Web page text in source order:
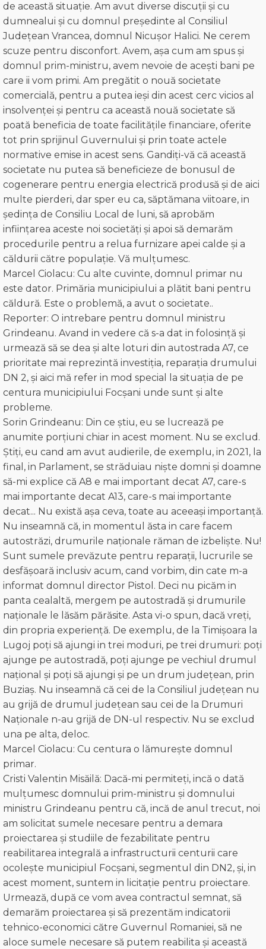
de această situație. Am avut diverse discuții și cu
dumnealui și cu domnul președinte al Consiliul
Județean Vrancea, domnul Nicușor Halici. Ne cerem
scuze pentru disconfort. Avem, așa cum am spus și
domnul prim-ministru, avem nevoie de acești bani pe
care ii vom primi. Am pregătit o nouă societate
comercială, pentru a putea ieși din acest cerc vicios al
insolvenței și pentru ca această nouă societate să
poată beneficia de toate facilitățile financiare, oferite
tot prin sprijinul Guvernului și prin toate actele
normative emise in acest sens. Gandiți-vă că această
societate nu putea să beneficieze de bonusul de
cogenerare pentru energia electrică produsă și de aici
multe pierderi, dar sper eu ca, săptămana viitoare, in
ședința de Consiliu Local de luni, să aprobăm
inființarea aceste noi societăți și apoi să demarăm
procedurile pentru a relua furnizare apei calde și a
căldurii către populație. Vă mulțumesc.
Marcel Ciolacu: Cu alte cuvinte, domnul primar nu
este dator. Primăria municipiului a plătit bani pentru
căldură. Este o problemă, a avut o societate..
Reporter: O intrebare pentru domnul ministru
Grindeanu. Avand in vedere că s-a dat in folosință și
urmează să se dea și alte loturi din autostrada A7, ce
prioritate mai reprezintă investiția, reparația drumului
DN 2, şi aici mă refer in mod special la situația de pe
centura municipiului Focșani unde sunt și alte
probleme.
Sorin Grindeanu: Din ce ştiu, eu se lucrează pe
anumite porțiuni chiar in acest moment. Nu se exclud.
Știți, eu cand am avut audierile, de exemplu, in 2021, la
final, in Parlament, se străduiau niște domni şi doamne
să-mi explice că A8 e mai important decat A7, care-s
mai importante decat A13, care-s mai importante
decat... Nu există așa ceva, toate au aceeași importanță.
Nu inseamnă că, in momentul ăsta in care facem
autostrăzi, drumurile naționale răman de izbelişte. Nu!
Sunt sumele prevăzute pentru reparații, lucrurile se
desfășoară inclusiv acum, cand vorbim, din cate m-a
informat domnul director Pistol. Deci nu picăm in
panta cealaltă, mergem pe autostradă și drumurile
naționale le lăsăm părăsite. Asta vi-o spun, dacă vreți,
din propria experiență. De exemplu, de la Timișoara la
Lugoj poți să ajungi in trei moduri, pe trei drumuri: poți
ajunge pe autostradă, poţi ajunge pe vechiul drumul
național și poți să ajungi și pe un drum județean, prin
Buziaș. Nu inseamnă că cei de la Consiliul județean nu
au grijă de drumul județean sau cei de la Drumuri
Naționale n-au grijă de DN-ul respectiv. Nu se exclud
una pe alta, deloc.
Marcel Ciolacu: Cu centura o lămureşte domnul
primar.
Cristi Valentin Misăilă: Dacă-mi permiteţi, incă o dată
mulțumesc domnului prim-ministru și domnului
ministru Grindeanu pentru că, incă de anul trecut, noi
am solicitat sumele necesare pentru a demara
proiectarea și studiile de fezabilitate pentru
reabilitarea integrală a infrastructurii centurii care
ocolește municipiul Focșani, segmentul din DN2, și, in
acest moment, suntem in licitație pentru proiectare.
Urmează, după ce vom avea contractul semnat, să
demarăm proiectarea și să prezentăm indicatorii
tehnico-economici către Guvernul Romaniei, să ne
aloce sumele necesare să putem reabilita și această